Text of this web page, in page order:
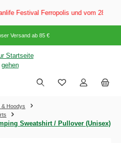
Ferropolis und vom 28.
Versand ab 85 €
& Hoodys
Sweatshirt / Pullover (Unisex)